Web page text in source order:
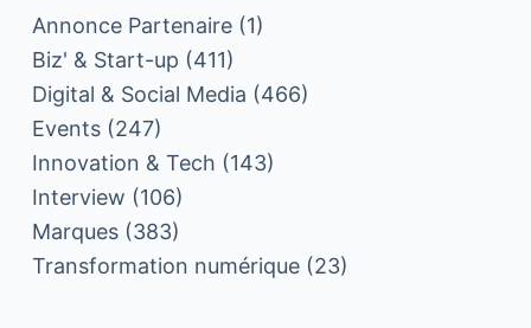
Annonce Partenaire(1)
Biz' & Start-up (411)
Digital & Social Media (466)
Events(247)
Innovation & Tech (143)
Interview (106)
Marques(383)
Transformation numérique(23)